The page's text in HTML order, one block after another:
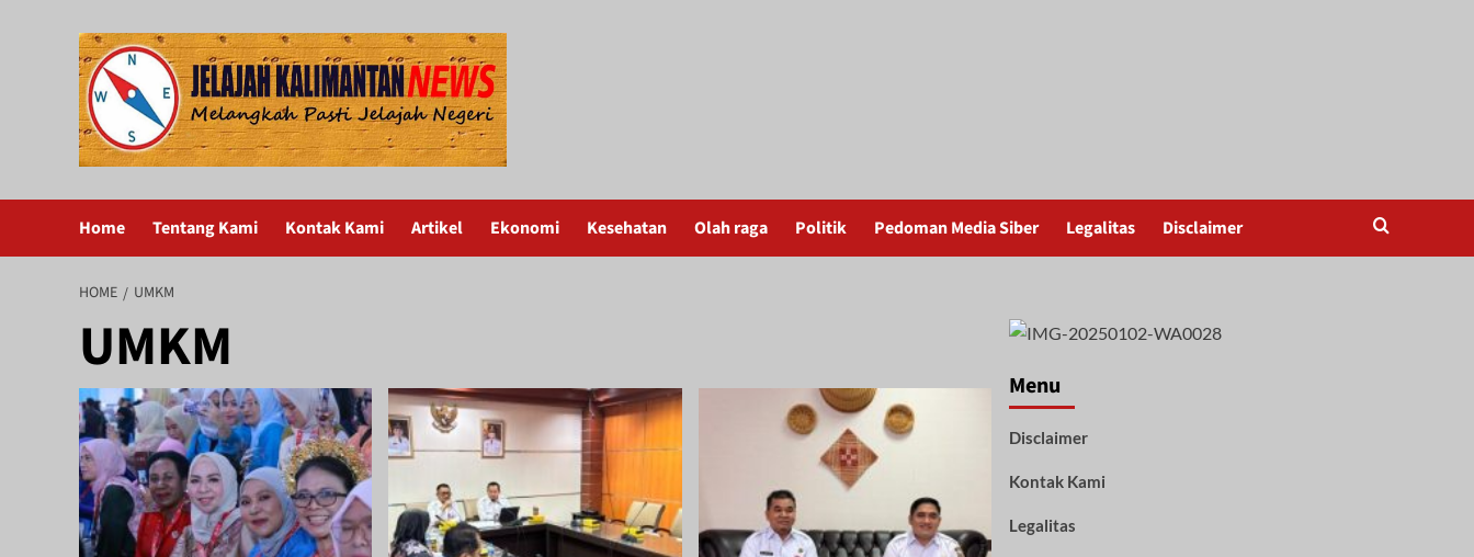
Home Tentang Kami Kontak Kami Artikel Ekonomi Kesehatan Olah raga Politik Pedoman Media Siber Legalitas Disclaimer
HOME UMKM
UMKM
Menu
Disclaimer
Kontak Kami
Legalitas